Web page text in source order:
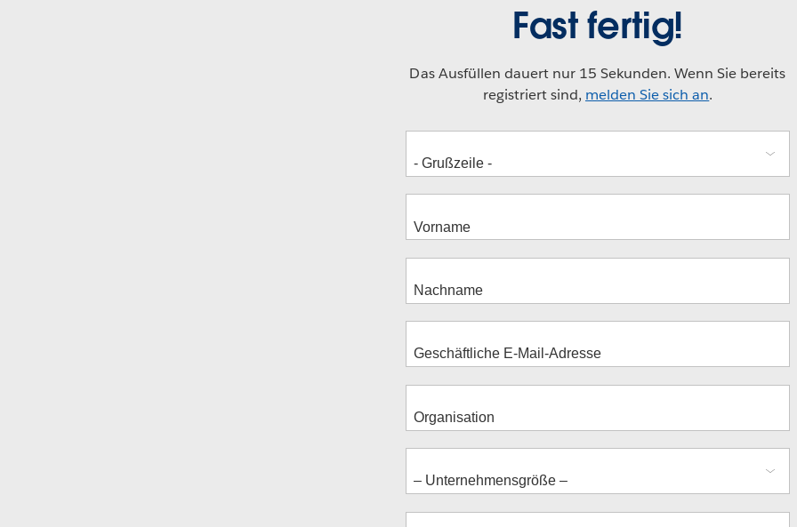
Fast fertig!
Das Ausfüllen dauert nur 15 Sekunden. Wenn Sie bereits
registriert sind, melden Sie sich an.